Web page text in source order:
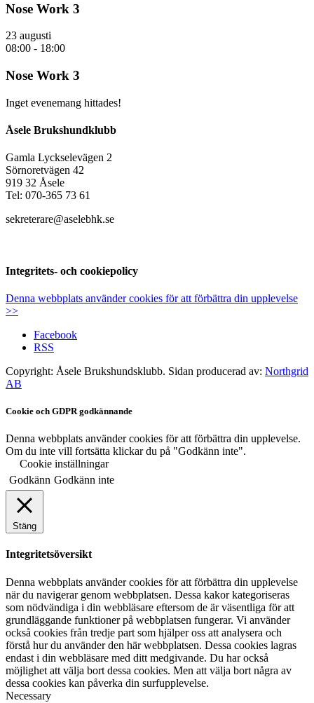
Nose Work 3
23 augusti
08:00 - 18:00
Nose Work 3
Inget evenemang hittades!
Åsele Brukshundklubb
Gamla Lyckselevägen 2
Sörnoretvägen 42
919 32 Åsele
Tel: 070-365 73 61
sekreterare@aselebhk.se
Integritets- och cookiepolicy
Denna webbplats använder cookies för att förbättra din upplevelse
>>
Facebook
RSS
Copyright: Åsele Brukshundsklubb. Sidan producerad av: Northgrid
AB
Cookie och GDPR godkännande
Denna webbplats använder cookies för att förbättra din upplevelse.
Om du inte vill fortsätta klickar du på "Godkänn inte".
Cookie inställningar
Godkänn Godkänn inte
Stäng
Integritetsöversikt
Denna webbplats använder cookies för att förbättra din upplevelse
när du navigerar genom webbplatsen. Dessa kakor kategoriseras
som nödvändiga i din webbläsare eftersom de är väsentliga för att
grundläggande funktioner på webbplatsen fungerar. Vi använder
också cookies från tredje part som hjälper oss att analysera och
förstå hur du använder den här webbplatsen. Dessa cookies lagras
endast i din webbläsare med ditt medgivande. Du har också
möjlighet att välja bort dessa cookies. Men att välja bort några av
dessa cookies kan påverka din surfupplevelse.
Necessary